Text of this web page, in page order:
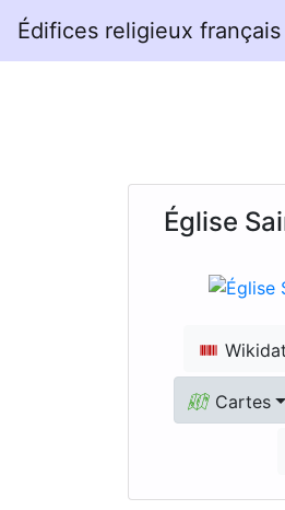
Édifices religieux français
Église
Cartes